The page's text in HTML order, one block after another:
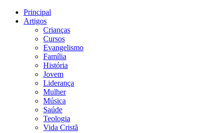
Principal
Artigos
Crianças
Cursos
Evangelismo
Família
História
Jovem
Liderança
Mulher
Música
Saúde
Teologia
Vida Cristã